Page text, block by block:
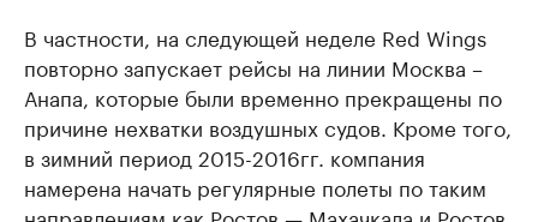
В частности, на следующей неделе Red Wings
повторно запускает рейсы на линии Москва –
Анапа, которые были временно прекращены по
причине нехватки воздушных судов. Кроме того,
в зимний период 2015-2016гг. компания
намерена начать регулярные полеты по таким